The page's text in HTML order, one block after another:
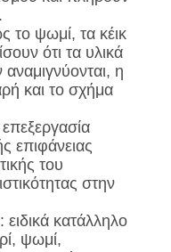
το ψωμί, τα κέικ
ότι τα υλικά
η
και το σχήμα
επιφάνειας
του
στην
κατάλληλο
ψωμί,